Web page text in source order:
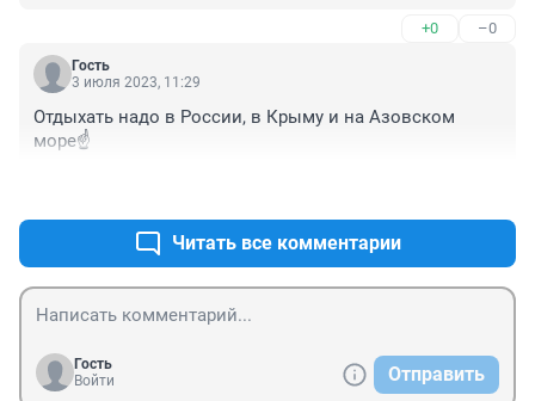
+0 –0
Гость
3 июля 2023, 11:29
Отдыхать надо в России, в Крыму и на Азовском
море☝️
Читать все комментарии
Гость
Войти
Отправить